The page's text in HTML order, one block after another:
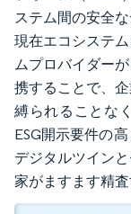
ステム間の安全
現在エコシステ
ムプロバイダー
携することで、
縛られることな
ESG開示要件の
デジタルツイン
家がますます精